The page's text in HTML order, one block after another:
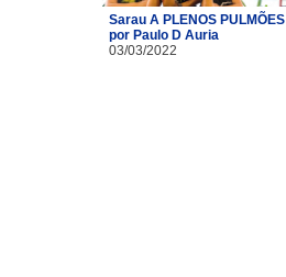
Sarau A PLENOS PULMÕES
por Paulo D Auria
03/03/2022